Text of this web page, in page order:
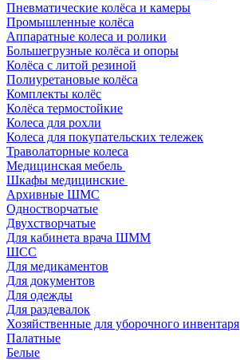
Пневматические колёса и камеры
Промышленные колёса
Аппаратные колеса и ролики
Большегрузные колёса и опоры
Колёса с литой резиной
Полиуретановые колёса
Комплекты колёс
Колёса термостойкие
Колеса для рохли
Колеса для покупательских тележек
Траволаторные колеса
Медицинская мебель
Шкафы медицинские
Архивные ШМС
Одностворчатые
Двухстворчатые
Для кабинета врача ШММ
ШСС
Для медикаментов
Для документов
Для одежды
Для раздевалок
Хозяйственные для уборочного инвентаря
Палатные
Белые